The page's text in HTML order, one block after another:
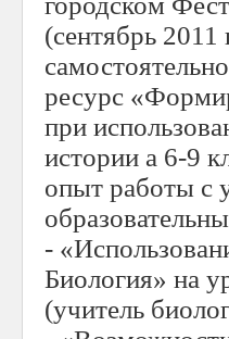
(сентябрь
ресурс
при
истории а 6-9
опыт работы
-
Биология» на
(учитель